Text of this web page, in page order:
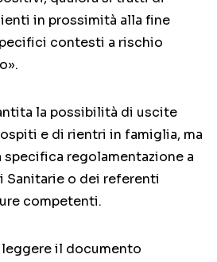
in prossimità alla fine
contesti a rischio
la possibilità di uscite
e di rientri in famiglia, ma
specifica regolamentazione a
Sanitarie o dei referenti
competenti.
il documento